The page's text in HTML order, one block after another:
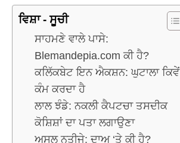
ਵਿਸ਼ਾ - ਸੂਚੀ
ਸਾਹਮਣੇ ਵਾਲੇ ਪਾਸੇ:
Blemandepia.com ਕੀ ਹੈ?
ਕਲਿੱਕਬੇਟ ਇਨ ਐਕਸ਼ਨ: ਘੁਟਾਲਾ ਕਿਵੇਂ
ਕੰਮ ਕਰਦਾ ਹੈ
ਲਾਲ ਝੰਡੇ: ਨਕਲੀ ਕੈਪਟਚਾ ਤਸਦੀਕ
ਕੋਸ਼ਿਸ਼ਾਂ ਦਾ ਪਤਾ ਲਗਾਉਣਾ
ਅਸਲ ਨਤੀਜੇ: ਦਾਅ ‘ਤੇ ਕੀ ਹੈ?